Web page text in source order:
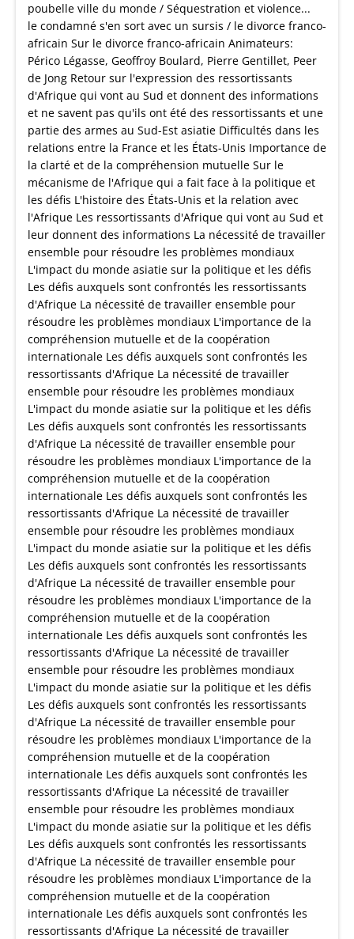
poubelle ville du monde / Séquestration et violence...
le condamné s'en sort avec un sursis / le divorce franco-
africain Sur le divorce franco-africain Animateurs:
Périco Légasse, Geoffroy Boulard, Pierre Gentillet, Peer
de Jong Retour sur l'expression des ressortissants
d'Afrique qui vont au Sud et donnent des informations
et ne savent pas qu'ils ont été des ressortissants et une
partie des armes au Sud-Est asiatie Difficultés dans les
relations entre la France et les États-Unis Importance de
la clarté et de la compréhension mutuelle Sur le
mécanisme de l'Afrique qui a fait face à la politique et
les défis L'histoire des États-Unis et la relation avec
l'Afrique Les ressortissants d'Afrique qui vont au Sud et
leur donnent des informations La nécessité de travailler
ensemble pour résoudre les problèmes mondiaux
L'impact du monde asiatie sur la politique et les défis
Les défis auxquels sont confrontés les ressortissants
d'Afrique La nécessité de travailler ensemble pour
résoudre les problèmes mondiaux L'importance de la
compréhension mutuelle et de la coopération
internationale Les défis auxquels sont confrontés les
ressortissants d'Afrique La nécessité de travailler
ensemble pour résoudre les problèmes mondiaux
L'impact du monde asiatie sur la politique et les défis
Les défis auxquels sont confrontés les ressortissants
d'Afrique La nécessité de travailler ensemble pour
résoudre les problèmes mondiaux L'importance de la
compréhension mutuelle et de la coopération
internationale Les défis auxquels sont confrontés les
ressortissants d'Afrique La nécessité de travailler
ensemble pour résoudre les problèmes mondiaux
L'impact du monde asiatie sur la politique et les défis
Les défis auxquels sont confrontés les ressortissants
d'Afrique La nécessité de travailler ensemble pour
résoudre les problèmes mondiaux L'importance de la
compréhension mutuelle et de la coopération
internationale Les défis auxquels sont confrontés les
ressortissants d'Afrique La nécessité de travailler
ensemble pour résoudre les problèmes mondiaux
L'impact du monde asiatie sur la politique et les défis
Les défis auxquels sont confrontés les ressortissants
d'Afrique La nécessité de travailler ensemble pour
résoudre les problèmes mondiaux L'importance de la
compréhension mutuelle et de la coopération
internationale Les défis auxquels sont confrontés les
ressortissants d'Afrique La nécessité de travailler
ensemble pour résoudre les problèmes mondiaux
L'impact du monde asiatie sur la politique et les défis
Les défis auxquels sont confrontés les ressortissants
d'Afrique La nécessité de travailler ensemble pour
résoudre les problèmes mondiaux L'importance de la
compréhension mutuelle et de la coopération
internationale Les défis auxquels sont confrontés les
ressortissants d'Afrique La nécessité de travailler